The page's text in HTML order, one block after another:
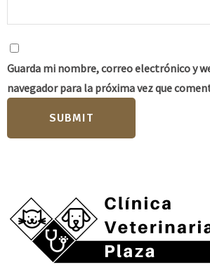
Guarda mi nombre, correo electrónico y
navegador para la próxima vez que
SUBMIT